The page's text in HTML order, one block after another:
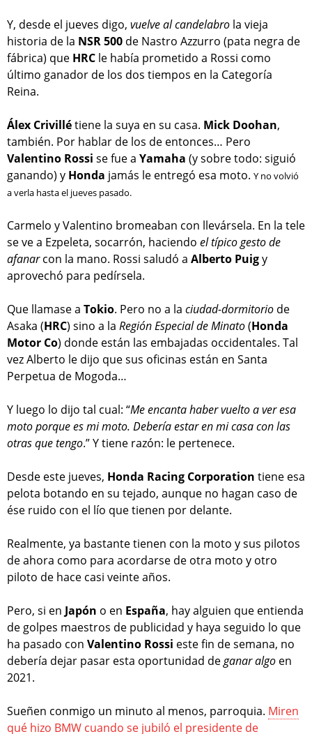
Y, desde el jueves digo, vuelve al candelabro la vieja
historia de la NSR 500 de Nastro Azzurro (pata negra de
fábrica) que HRC le había prometido a Rossi como
último ganador de los dos tiempos en la Categoría
Reina.
Álex Crivillétiene la suya en su casa. Mick Doohan,
también. Por hablar de los de entonces… Pero
Valentino Rossi se fue a Yamaha (y sobre todo: siguió
ganando) y Honda jamás le entregó esa moto. Y no volvió
a verla hasta el jueves pasado.
Carmelo y Valentino bromeaban con llevársela. En la tele
se ve a Ezpeleta, socarrón, haciendo el típico gesto de
afanarcon la mano. Rossi saludó a Alberto Puigy
aprovechó para pedírsela.
Que llamase a Tokio. Pero no a la ciudad-dormitorio de
Asaka (HRC) sino a la Región Especial de Minato(Honda
Motor Co) donde están las embajadas occidentales. Tal
vez Alberto le dijo que sus oficinas están en Santa
Perpetua de Mogoda…
Y luego lo dijo tal cual: “Me encanta haber vuelto a ver esa
moto porque es mi moto. Debería estar en mi casa con las
otras que tengo.” Y tiene razón: le pertenece.
Desde este jueves, Honda Racing Corporation tiene esa
pelota botando en su tejado, aunque no hagan caso de
ése ruido con el lío que tienen por delante.
Realmente, ya bastante tienen con la moto y sus pilotos
de ahora como para acordarse de otra moto y otro
piloto de hace casi veinte años.
Pero, si en Japón o en España, hay alguien que entienda
de golpes maestros de publicidad y haya seguido lo que
ha pasado con Valentino Rossi este fin de semana, no
debería dejar pasar esta oportunidad deganar algo en
2021.
Sueñen conmigo un minuto al menos, parroquia. Miren
qué hizo BMW cuando se jubiló el presidente de